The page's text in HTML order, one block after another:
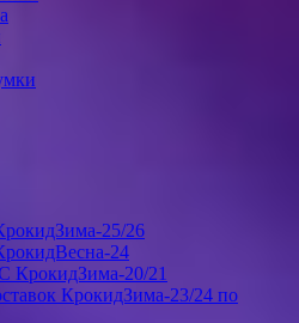
25/26
24
КрокидЗима-20/21
КрокидЗима-23/24 по